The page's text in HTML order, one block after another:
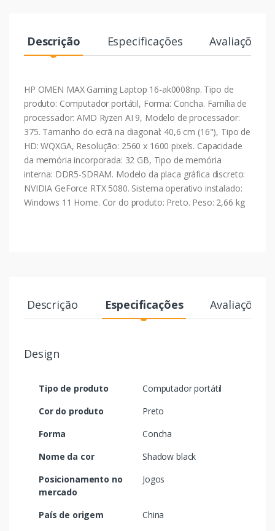
Descrição Especificações Avaliações
HP OMEN MAX Gaming Laptop 16-ak0008np. Tipo de
produto: Computador portátil, Forma: Concha. Família de
processador: AMD Ryzen AI 9, Modelo de processador:
375. Tamanho do ecrã na diagonal: 40,6 cm (16"), Tipo de
HD: WQXGA, Resolução: 2560 x 1600 pixels. Capacidade
da memória incorporada: 32 GB, Tipo de memória
interna: DDR5-SDRAM. Modelo da placa gráfica discreto:
NVIDIA GeForce RTX 5080. Sistema operativo instalado:
Windows 11 Home. Cor do produto: Preto. Peso: 2,66 kg
Descrição Especificações Avaliações
Design
Tipo de produto
Computador portátil
Cor do produto
Preto
Forma
Concha
Nome da cor
Shadow black
Posicionamento no
mercado
Jogos
País de origem
China